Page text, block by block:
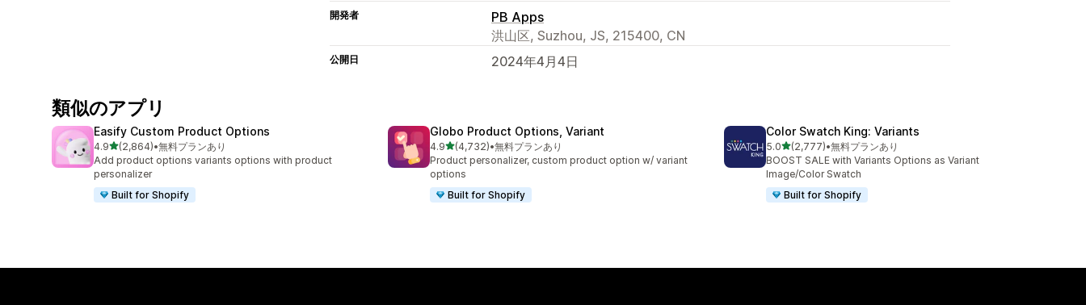
開発者
PB Apps
洪山区, Suzhou, JS, 215400, CN
公開日 2024年4月4日
類似のアプリ
Easify Custom Product Options
4.95つ星中
(2,864)
合計レビュー数：2864件
•無料プランあり
Add product options variants options with product
personalizer
Built for Shopify
Globo Product Options, Variant
4.95つ星中
(4,732)
合計レビュー数：4732件
•無料プランあり
Product personalizer, custom product option w/ variant
options
Built for Shopify
Color Swatch King: Variants
5.05つ星中
(2,777)
合計レビュー数：2777件
•無料プランあり
BOOST SALE with Variants Options as Variant
Image/Color Swatch
Built for Shopify